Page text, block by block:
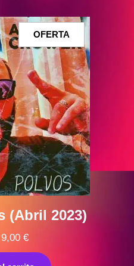
OFERTA
OFERTA
(Abril 2023)
El
precio
9,00 €El
precio